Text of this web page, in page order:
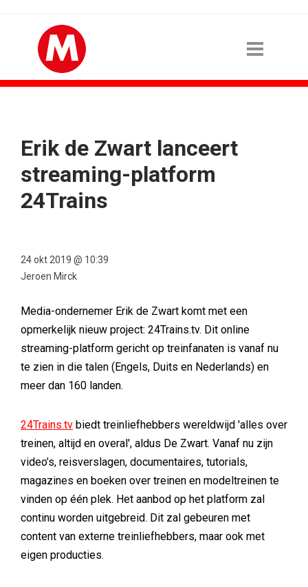
Erik de Zwart lanceert
streaming-platform
24Trains
24 okt 2019 @ 10:39
Jeroen Mirck
Media-ondernemer Erik de Zwart komt met een
opmerkelijk nieuw project: 24Trains.tv. Dit online
streaming-platform gericht op treinfanaten is vanaf nu
te zien in die talen (Engels, Duits en Nederlands) en
meer dan 160 landen.
24Trains.tv biedt treinliefhebbers wereldwijd 'alles over
treinen, altijd en overal', aldus De Zwart. Vanaf nu zijn
video’s, reisverslagen, documentaires, tutorials,
magazines en boeken over treinen en modeltreinen te
vinden op één plek. Het aanbod op het platform zal
continu worden uitgebreid. Dit zal gebeuren met
content van externe treinliefhebbers, maar ook met
eigen producties.